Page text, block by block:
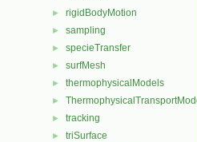
► rigidBodyMotion
► sampling
► specieTransfer
► surfMesh
► thermophysicalModels
►
► tracking
► triSurface